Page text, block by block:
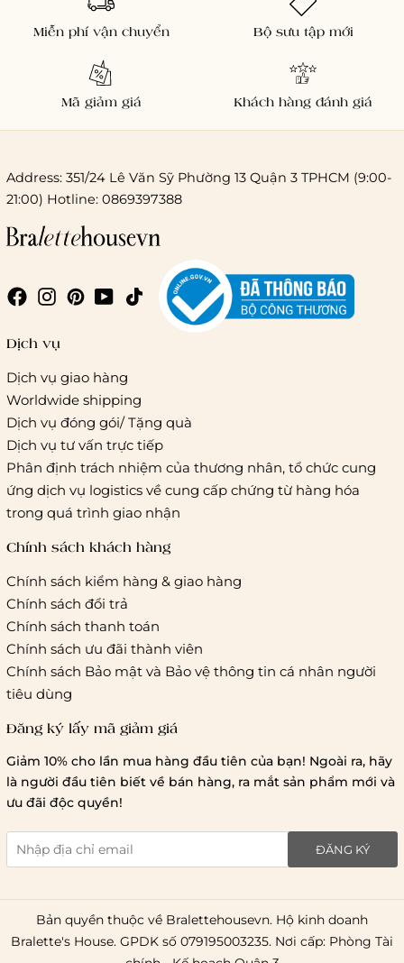
Chi phí giao hàng
Giao hàng trong ngày (hoả tốc)
Giao hàng tiêu chuẩn:
Hồ Chí Minh:
Áp dụng theo bảng giá cước của ĐVVC
Vietelpost/ Giaohangtietkiem và 1 số đối tác vận chuyển
Hà Nội và các tỉnh thành khác:
Áp dụng theo bảng giá
cước của ĐVVC Vietelpost/ Giaohangtietkiem... và 1 số đối
tác vận chuyển khác
Thời gian giao hàng
Hồ Chí Minh:
Hà Nội và các tỉnh thành khá
Lưu ý chung về chính sách vận chuyển
1 triệu đồng
giao hàng trong ngày
giao hàng tiêu chuẩn
miễn phí ship
toàn quốc.
Miễn phí vận chuyển Bộ sưu tập mới
Mã giảm giá Khách hàng đánh giá
Address: 351/24 Lê Văn Sỹ Phường 13 Quận 3 TPHCM (9:00-
21:00) Hotline: 0869397388
Dịch vụ
Dịch vụ giao hàng
Worldwide shipping
Dịch vụ đóng gói/ Tặng quà
Dịch vụ tư vấn trực tiếp
Phân định trách nhiệm của thương nhân, tổ chức cung
ứng dịch vụ logistics về cung cấp chứng từ hàng hóa
trong quá trình giao nhận
Chính sách khách hàng
Chính sách kiểm hàng & giao hàng
Chính sách đổi trả
Chính sách thanh toán
Chính sách ưu đãi thành viên
Chính sách Bảo mật và Bảo vệ thông tin cá nhân người
tiêu dùng
Đăng ký lấy mã giảm giá
Giảm 10% cho lần mua hàng đầu tiên của bạn! Ngoài ra, hãy
là người đầu tiên biết về bán hàng, ra mắt sản phẩm mới và
ưu đãi độc quyền!
ĐĂNG KÝ
Bản quyền thuộc về Bralettehousevn. Hộ kinh doanh
Bralette's House. GPDK số 079195003235. Nơi cấp: Phòng Tài